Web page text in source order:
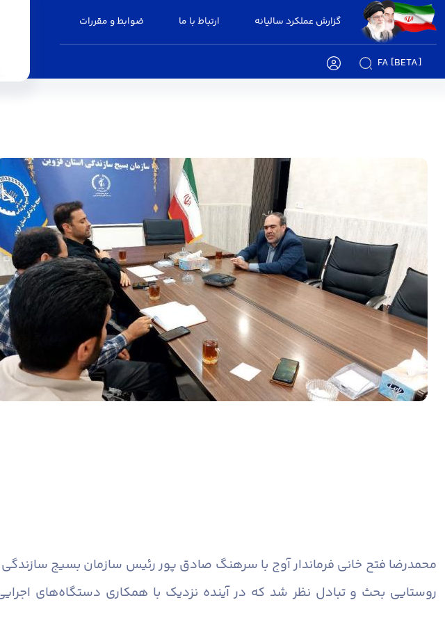
ضوابط و مقررات ارتباط با ما گزارش عملکرد سالیانه
FA [BETA]
محمدرضا فتح خانی فرماندار آوج با سرهنگ صادق پور رئیس سازمان بسیج
روستایی بحث و تبادل نظر شد که در آینده نزدیک با همکاری دستگاه‌های